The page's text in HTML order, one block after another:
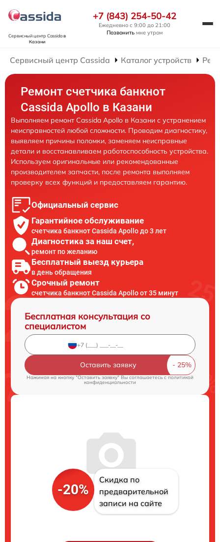
Сервисный центр Cassidaв
Казани
+7 (843) 254-50-42
Ежедневно с 9:00 до 21:00
Позвонить мне утром
Сервисный центр Cassida Каталог устройств
Ремонт счетчика банкнот
Cassida Apollo в Казани
Выполняем ремонт Cassida Apollo в Казани с устранением
неисправностей любой сложности. Проводим диагностику,
выявляем причины поломки, заменяем неисправные
детали и восстанавливаем работоспособность устройства.
Используем оригинальные или рекомендованные
производителем запчасти, после ремонта выполняем
проверку всех функций и предоставляем гарантию.
Официальный сервис
Гарантийное обслуживание
счетчика банкнот Cassida Apollo до 3 лет
Диагностика за наш счет,
ремонт по желанию
Бесплатный выезд курьера
в день обращения
Срочный ремонт
счетчика банкнот Cassida Apollo от 35 минут
Бесплатная консультация со
специалистом
Оставить заявку
Нажимая на кнопку "Оставить заявку" Вы соглашаетесь cполитикой
конфиденциальности
-20%
Скидка по
предварительной
записи на сайте